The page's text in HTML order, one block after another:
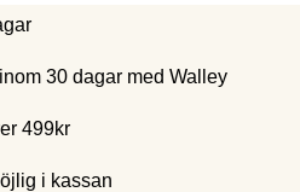
30 dagar med Walley
499kr
i kassan